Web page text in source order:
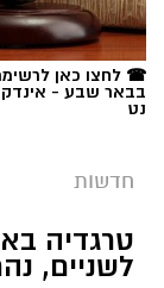
☎ לחצו כאן לרשימת
בבאר שבע -
נט
חדשות
טרגדיה
לשניים,